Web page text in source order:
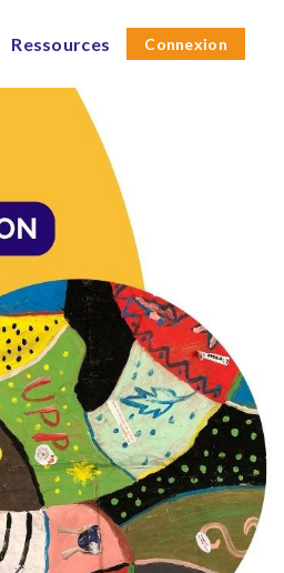
Ressources Connexion